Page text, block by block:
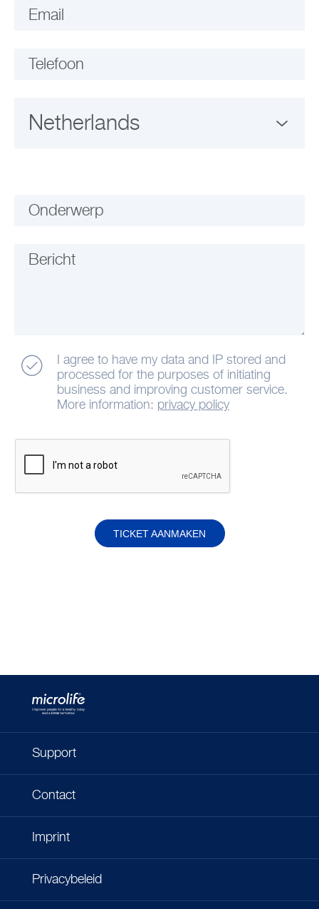
Email
Telefoon
Onderwerp
Bericht
I agree to have my data and IP stored and
processed for the purposes of initiating
business and improving customer service.
More information: privacy policy
TICKET AANMAKEN
Support
Contact
Imprint
Privacybeleid